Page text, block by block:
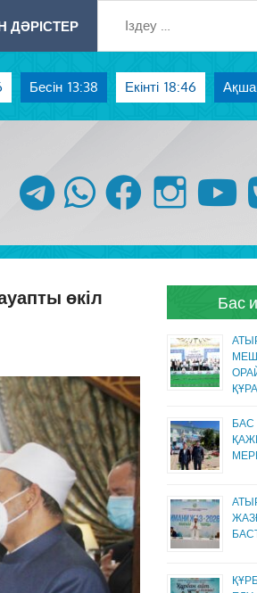
ДӘРІСТЕР
Бесін 13:38 Екінті 18:46
telegram whatsapp facebook instagram
өкіл
Бас